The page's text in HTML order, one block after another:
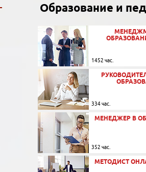
Образование и
1452 час.
334 час.
МЕНЕДЖЕР В
352 час.
МЕТОДИСТ